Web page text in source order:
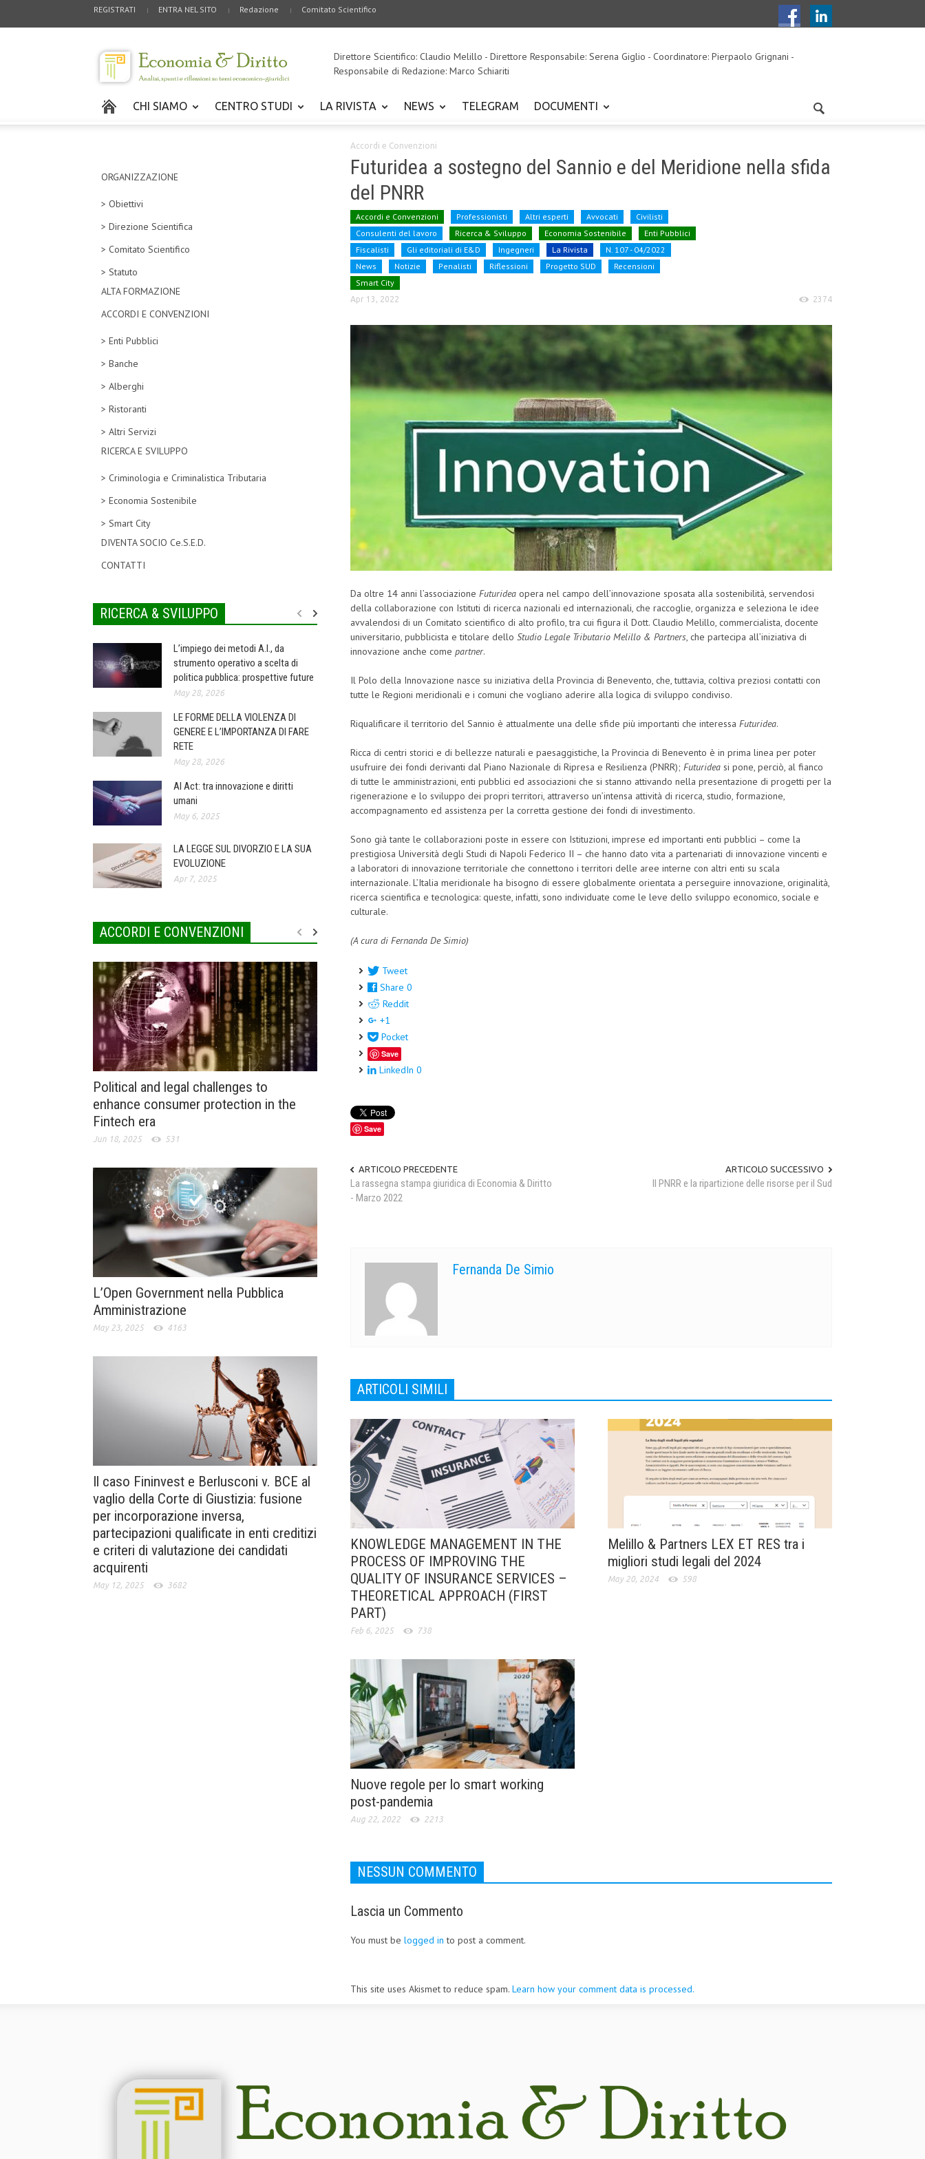
REGISTRATI ENTRA NEL SITO Redazione Comitato Scientifico
Direttore Scientifico: Claudio Melillo - Direttore Responsabile: Serena Giglio - Coordinatore: Pierpaolo Grignani -
Responsabile di Redazione: Marco Schiariti
CHI SIAMO CENTRO STUDI LA RIVISTA NEWS TELEGRAM DOCUMENTI
ORGANIZZAZIONE
> Obiettivi
> Direzione Scientifica
> Comitato Scientifico
> Statuto
ALTA FORMAZIONE
ACCORDI E CONVENZIONI
> Enti Pubblici
> Banche
> Alberghi
> Ristoranti
> Altri Servizi
RICERCA E SVILUPPO
> Criminologia e Criminalistica Tributaria
> Economia Sostenibile
> Smart City
DIVENTA SOCIO Ce.S.E.D.
CONTATTI
RICERCA & SVILUPPO
L’impiego dei metodi A.I., da
strumento operativo a scelta di
politica pubblica: prospettive future
May 28, 2026
LE FORME DELLA VIOLENZA DI
GENERE E L’IMPORTANZA DI FARE
RETE
May 28, 2026
AI Act: tra innovazione e diritti
umani
May 6, 2025
LA LEGGE SUL DIVORZIO E LA SUA
EVOLUZIONE
Apr 7, 2025
ACCORDI E CONVENZIONI
Political and legal challenges to
enhance consumer protection in the
Fintech era
Jun 18, 2025 531
L’Open Government nella Pubblica
Amministrazione
May 23, 2025 4163
Il caso Fininvest e Berlusconi v. BCE al
vaglio della Corte di Giustizia: fusione
per incorporazione inversa,
partecipazioni qualificate in enti creditizi
e criteri di valutazione dei candidati
acquirenti
May 12, 2025 3682
Accordi e Convenzioni
Futuridea a sostegno del Sannio e del Meridione nella sfida
del PNRR
Accordi e Convenzioni Professionisti Altri esperti Avvocati
Civilisti
Consulenti del lavoro
Ricerca & Sviluppo Economia Sostenibile
Enti Pubblici
Fiscalisti
Gli editoriali di E&D Ingegneri La Rivista
N. 107 - 04/2022
News
Notizie Penalisti Riflessioni Progetto SUD
Recensioni
Smart City
Apr 13, 2022 2374
Da oltre 14 anni l’associazioneFuturidea opera nel campo dell’innovazione sposata alla sostenibilità, servendosi
della collaborazione con Istituti di ricerca nazionali ed internazionali, che raccoglie, organizza e seleziona le idee
avvalendosi di un Comitato scientifico di alto profilo, tra cui figura il Dott. Claudio Melillo, commercialista, docente
universitario, pubblicista e titolare delloStudio Legale Tributario Melillo & Partners, che partecipa all’iniziativa di
innovazione anche comepartner.
Il Polo della Innovazione nasce su iniziativa della Provincia di Benevento, che, tuttavia, coltiva preziosi contatti con
tutte le Regioni meridionali e i comuni che vogliano aderire alla logica di sviluppo condiviso.
Riqualificare il territorio del Sannio è attualmente una delle sfide più importanti che interessaFuturidea.
Ricca di centri storici e di bellezze naturali e paesaggistiche, la Provincia di Benevento è in prima linea per poter
usufruire dei fondi derivanti dal Piano Nazionale di Ripresa e Resilienza (PNRR);Futuridea si pone, perciò, al fianco
di tutte le amministrazioni, enti pubblici ed associazioni che si stanno attivando nella presentazione di progetti per la
rigenerazione e lo sviluppo dei propri territori, attraverso un’intensa attività di ricerca, studio, formazione,
accompagnamento ed assistenza per la corretta gestione dei fondi di investimento.
Sono già tante le collaborazioni poste in essere con Istituzioni, imprese ed importanti enti pubblici – come la
prestigiosa Università degli Studi di Napoli Federico II – che hanno dato vita a partenariati di innovazione vincenti e
a laboratori di innovazione territoriale che connettono i territori delle aree interne con altri enti su scala
internazionale. L’Italia meridionale ha bisogno di essere globalmente orientata a perseguire innovazione, originalità,
ricerca scientifica e tecnologica: queste, infatti, sono individuate come le leve dello sviluppo economico, sociale e
culturale.
(A cura di Fernanda De Simio)
Tweet
Share 0
Reddit
+1
Pocket
Save
LinkedIn 0
Save
ARTICOLO PRECEDENTE
La rassegna stampa giuridica di Economia & Diritto
- Marzo 2022
ARTICOLO SUCCESSIVO
Il PNRR e la ripartizione delle risorse per il Sud
Fernanda De Simio
ARTICOLI SIMILI
KNOWLEDGE MANAGEMENT IN THE
PROCESS OF IMPROVING THE
QUALITY OF INSURANCE SERVICES –
THEORETICAL APPROACH (FIRST
PART)
Feb 6, 2025 738
Melillo & Partners LEX ET RES tra i
migliori studi legali del 2024
May 20, 2024 598
Nuove regole per lo smart working
post-pandemia
Aug 22, 2022 2213
NESSUN COMMENTO
Lascia un Commento
You must belogged in to post a comment.
This site uses Akismet to reduce spam.Learn how your comment data is processed.